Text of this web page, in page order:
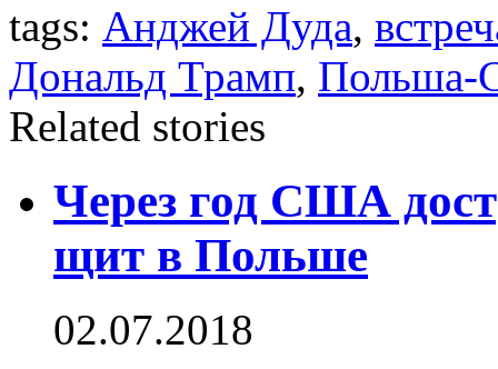
tags: Анджей Дуда,
Дональд Трамп,
Related stories
Через год США
щит в Польше
02.07.2018